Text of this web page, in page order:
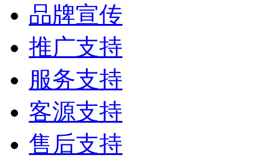
品牌宣传
推广支持
服务支持
客源支持
售后支持